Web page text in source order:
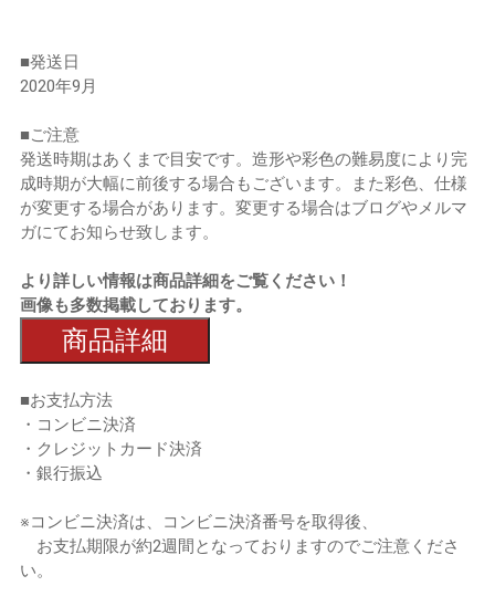
■発送日
2020年9月
■ご注意
発送時期はあくまで目安です。造形や彩色の難易度により完
成時期が大幅に前後する場合もございます。また彩色、仕様
が変更する場合があります。変更する場合はブログやメルマ
ガにてお知らせ致します。
より詳しい情報は商品詳細をご覧ください！
画像も多数掲載しております。
商品詳細
■お支払方法
・コンビニ決済
・クレジットカード決済
・銀行振込
※コンビニ決済は、コンビニ決済番号を取得後、
お支払期限が約2週間となっておりますのでご注意くださ
い。